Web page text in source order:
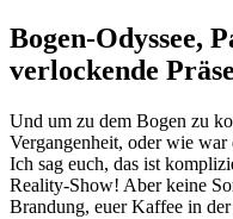
Bogen-Odyssee,
verlockende
Und um zu dem Bogen zu
Vergangenheit, oder wie
Ich sag euch, das ist
Reality-Show! Aber keine
Brandung, euer Kaffee in